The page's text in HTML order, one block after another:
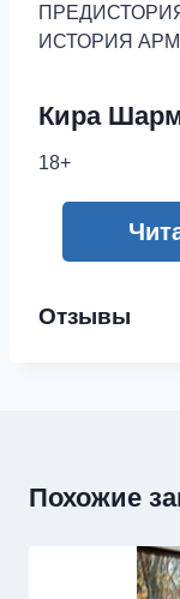
ИСТОРИЯ
Кира
18+
Отзывы
Похожие